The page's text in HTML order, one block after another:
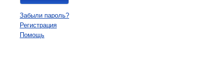
Забыли пароль?
Регистрация
Помощь